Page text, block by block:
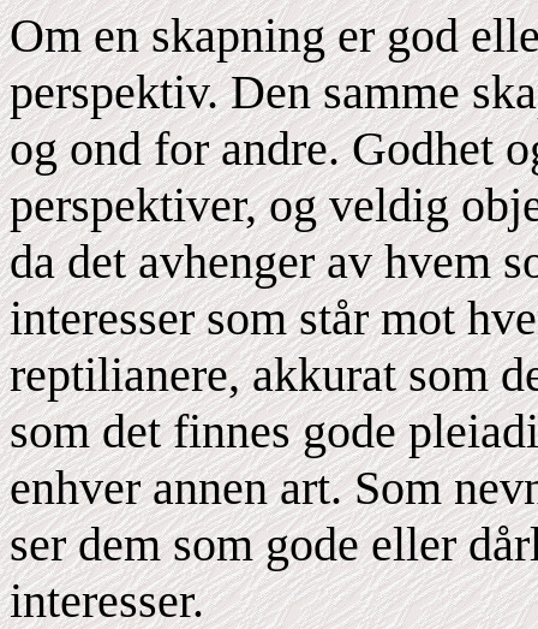
Om en skapning er god
perspektiv. Den samme
og ond for andre. Godhet
perspektiver, og veldig
da det avhenger av hvem
interesser som står mot
reptilianere, akkurat som
som det finnes gode
enhver annen art. Som
ser dem som gode eller
interesser.